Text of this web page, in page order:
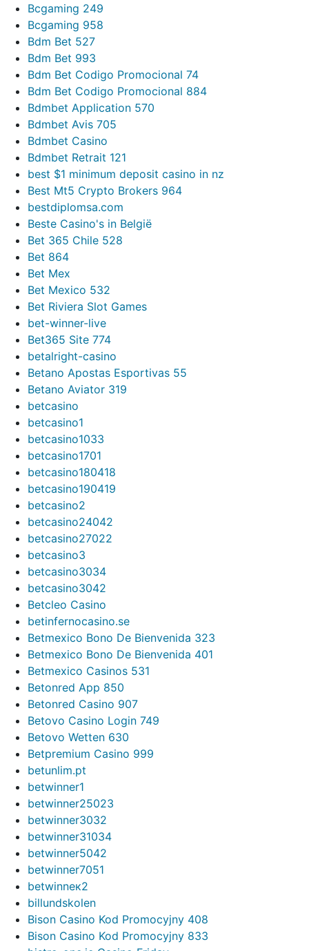
Bcgaming 249
Bcgaming 958
Bdm Bet 527
Bdm Bet 993
Bdm Bet Codigo Promocional 74
Bdm Bet Codigo Promocional 884
Bdmbet Application 570
Bdmbet Avis 705
Bdmbet Casino
Bdmbet Retrait 121
best $1 minimum deposit casino in nz
Best Mt5 Crypto Brokers 964
bestdiplomsa.com
Beste Casino's in België
Bet 365 Chile 528
Bet 864
Bet Mex
Bet Mexico 532
Bet Riviera Slot Games
bet-winner-live
Bet365 Site 774
betalright-casino
Betano Apostas Esportivas 55
Betano Aviator 319
betcasino
betcasino1
betcasino1033
betcasino1701
betcasino180418
betcasino190419
betcasino2
betcasino24042
betcasino27022
betcasino3
betcasino3034
betcasino3042
Betcleo Casino
betinfernocasino.se
Betmexico Bono De Bienvenida 323
Betmexico Bono De Bienvenida 401
Betmexico Casinos 531
Betonred App 850
Betonred Casino 907
Betovo Casino Login 749
Betovo Wetten 630
Betpremium Casino 999
betunlim.pt
betwinner1
betwinner25023
betwinner3032
betwinner31034
betwinner5042
betwinner7051
betwinneк2
billundskolen
Bison Casino Kod Promocyjny 408
Bison Casino Kod Promocyjny 833